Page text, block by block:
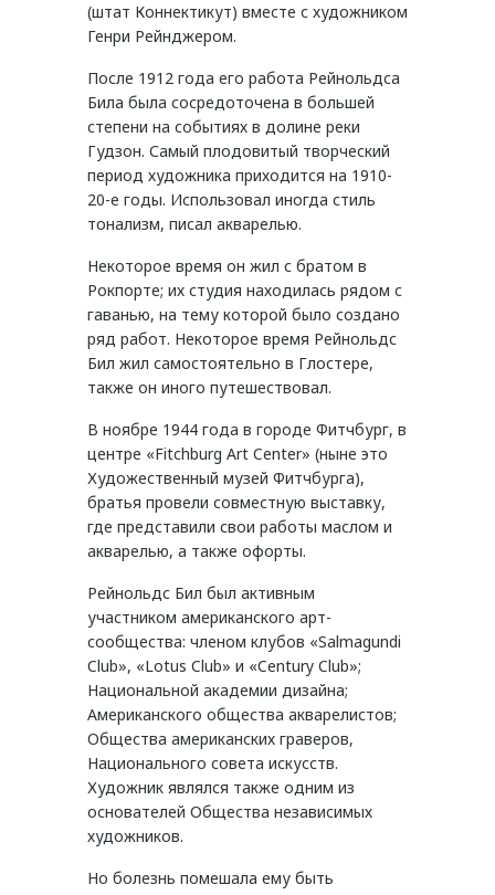
(штат Коннектикут) вместе с художником
Генри Рейнджером.
После 1912 года его работа Рейнольдса
Била была сосредоточена в большей
степени на событиях в долине реки
Гудзон. Самый плодовитый творческий
период художника приходится на 1910-
20-е годы. Использовал иногда стиль
тонализм, писал акварелью.
Некоторое время он жил с братом в
Рокпорте; их студия находилась рядом с
гаванью, на тему которой было создано
ряд работ. Некоторое время Рейнольдс
Бил жил самостоятельно в Глостере,
также он иного путешествовал.
В ноябре 1944 года в городе Фитчбург, в
центре «Fitchburg Art Center» (ныне это
Художественный музей Фитчбурга),
братья провели совместную выставку,
где представили свои работы маслом и
акварелью, а также офорты.
Рейнольдс Бил был активным
участником американского арт-
сообщества: членом клубов «Salmagundi
Club», «Lotus Club» и «Century Club»;
Национальной академии дизайна;
Американского общества акварелистов;
Общества американских граверов,
Национального совета искусств.
Художник являлся также одним из
основателей Общества независимых
художников.
Но болезнь помешала ему быть